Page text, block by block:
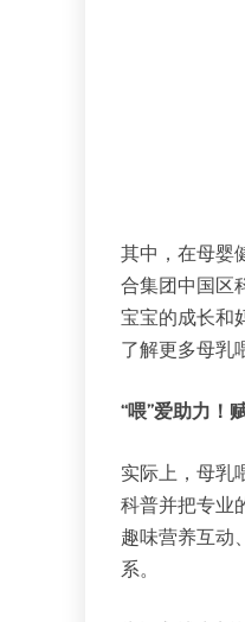
其中，在母婴
合集团中国区
宝宝的成长和
了解更多母乳
“喂”爱助力！
实际上，母乳
科普并把专业
趣味营养互动
系。